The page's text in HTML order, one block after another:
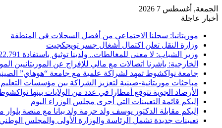
الجمعة, أغسطس 7 2026
أخبار عاجلة
موريتانيا: سجلنا الاجتماعي من أفضل السجلات في المنطقة
وزارة النقل تعلن اكتمال أشغال جسر تويجكجيت
وزير الشباب: لا معنى للمغالطات.. ولدينا توثيق باستفادة 22.791
الخارجية: باشرنا اتصالات مع مالي للإفراج عن الموريتانيين
جامعة نواكشوط تمهد لشراكة علمية مع جامعة “هوهاي”
مباحثات موريتانية-صينية لتعزيز الشراكة بين مؤسسات التعليم
الأرصاد الجوية تتوقع أمطارا في عدد من الولايات بينها
إليكم قائمة التعيينات التي أجرى مجلس الوزراء اليوم
إليكم مقابلة الدكتور يوسف ولد حرمة ولد ببانا مع منصة بلوار
تعيينات جديدة تشمل الرئاسة والوزارة الأولى والمجلس